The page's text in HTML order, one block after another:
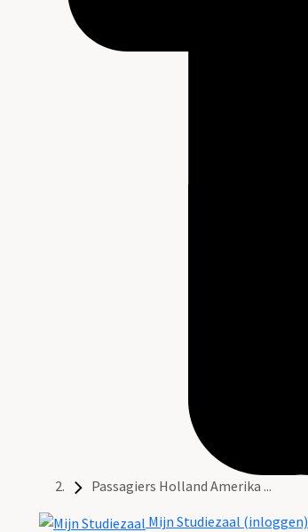
Passagiers Holland Amerika ...
Mijn Studiezaal (inloggen)